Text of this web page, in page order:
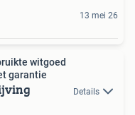
13 mei 26
witgoed
garantie
Details